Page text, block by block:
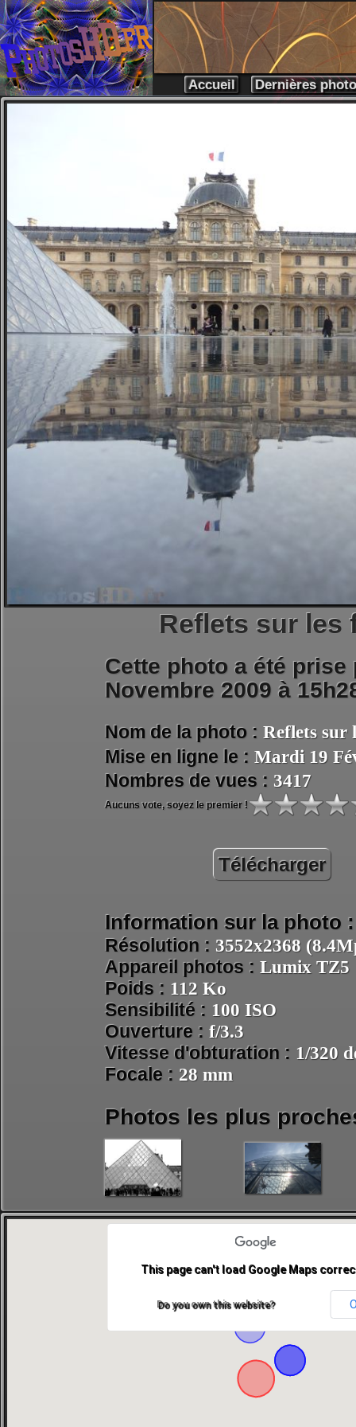
Accueil Dernières
Reflets sur les
Cette photo a été
Novembre 2009 à
Nom de la photo : Reflets sur
Mise en ligne le : Mardi 19
Nombres de vues : 3417
Aucuns vote, soyez le premier !
Télécharger
Information sur la photo :
Résolution : 3552x2368
Appareil photos : Lumix TZ5
Poids : 112 Ko
Sensibilité : 100 ISO
Ouverture : f/3.3
Vitesse d'obturation : 1/320
Focale : 28 mm
Photos les plus
This page can't load Google Maps
Do you own this website?